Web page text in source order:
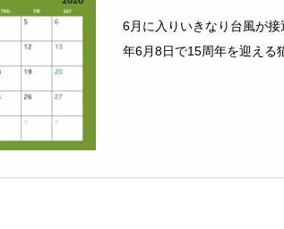
6月に入りいきなり台風が
年6月8日で15周年を迎える